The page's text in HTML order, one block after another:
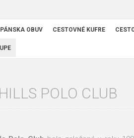
PÁNSKA OBUV CESTOVNÉ KUFRE
POLO CLUB